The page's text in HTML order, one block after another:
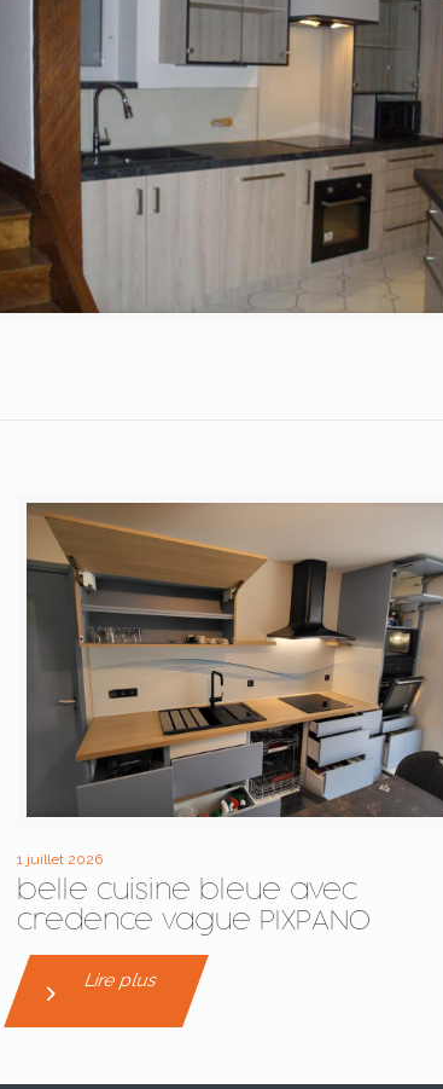
1 juillet 2026
belle cuisine bleue avec
credence vague PIXPANO
Lire plus